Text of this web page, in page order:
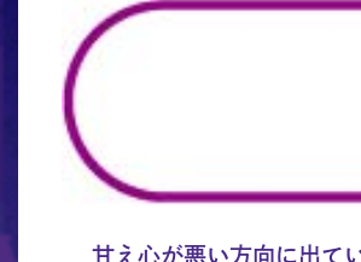
甘え心が悪い方向に出て